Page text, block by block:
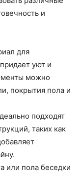
и
для
уют и
можно
покрытия пола и
подходят
таких как
или пола беседки